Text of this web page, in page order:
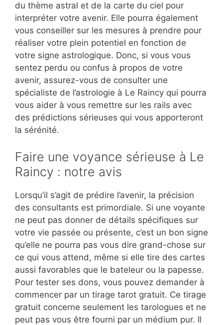
du thème astral et de la carte du ciel pour
interpréter votre avenir. Elle pourra également
vous conseiller sur les mesures à prendre pour
réaliser votre plein potentiel en fonction de
votre signe astrologique. Donc, si vous vous
sentez perdu ou confus à propos de votre
avenir, assurez-vous de consulter une
spécialiste de l’astrologie à Le Raincy qui pourra
vous aider à vous remettre sur les rails avec
des prédictions sérieuses qui vous apporteront
la sérénité.
Faire une voyance sérieuse à Le
Raincy : notre avis
Lorsqu’il s’agit de prédire l’avenir, la précision
des consultants est primordiale. Si une voyante
ne peut pas donner de détails spécifiques sur
votre vie passée ou présente, c’est un bon signe
qu’elle ne pourra pas vous dire grand-chose sur
ce qui vous attend, même si elle tire des cartes
aussi favorables que le bateleur ou la papesse.
Pour tester ses dons, vous pouvez demander à
commencer par un tirage tarot gratuit. Ce tirage
gratuit concerne seulement les tarologues et ne
peut pas vous être fourni par un médium pur. Il